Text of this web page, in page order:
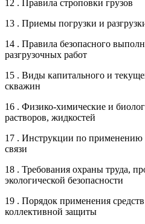
12 . Правила строповки грузов
13 . Приемы погрузки и
14 . Правила безопасного
разгрузочных работ
15 . Виды капитального и
скважин
16 . Физико-химические и
растворов, жидкостей
17 . Инструкции по применению
связи
18 . Требования охраны труда,
экологической безопасности
19 . Порядок применения
коллективной защиты